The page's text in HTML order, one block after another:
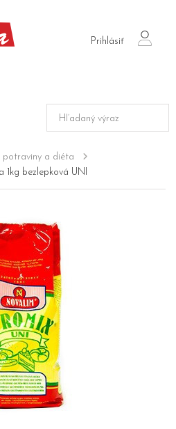
Prihlásiť
login
potraviny a diéta
1kg bezlepková UNI